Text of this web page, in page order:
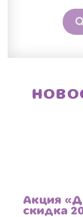
Акция
скидка